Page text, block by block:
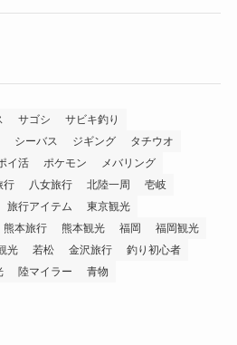
サゴシ
サビキ釣り
シーバス ジギング
タチウオ
イ活 ポケモン
メバリング
行 八女旅行 北陸一周
壱岐
旅行アイテム
東京観光
熊本旅行 熊本観光 福岡
福岡観光
光 若松 金沢旅行
釣り初心者
陸マイラー 青物